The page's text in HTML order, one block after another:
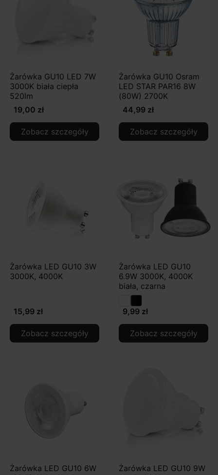
Żarówka GU10 LED 7W
3000K biała ciepła
520lm
19,00 zł
Zobacz szczegóły
Żarówka GU10 Osram
LED STAR PAR16 8W
(80W) 2700K
44,99 zł
Zobacz szczegóły
Żarówka LED GU10 3W
3000K, 4000K
15,99 zł
Zobacz szczegóły
Żarówka LED GU10
6.9W 3000K, 4000K
biała, czarna
9,99 zł
Zobacz szczegóły
Żarówka LED GU10 6W
Żarówka LED GU10 9W